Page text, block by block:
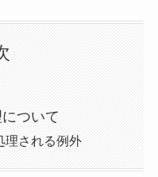
ついて
理される例外